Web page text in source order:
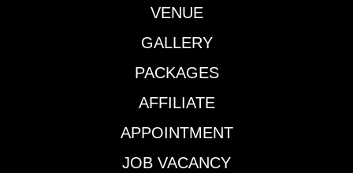
VENUE
GALLERY
PACKAGES
AFFILIATE
APPOINTMENT
JOB VACANCY